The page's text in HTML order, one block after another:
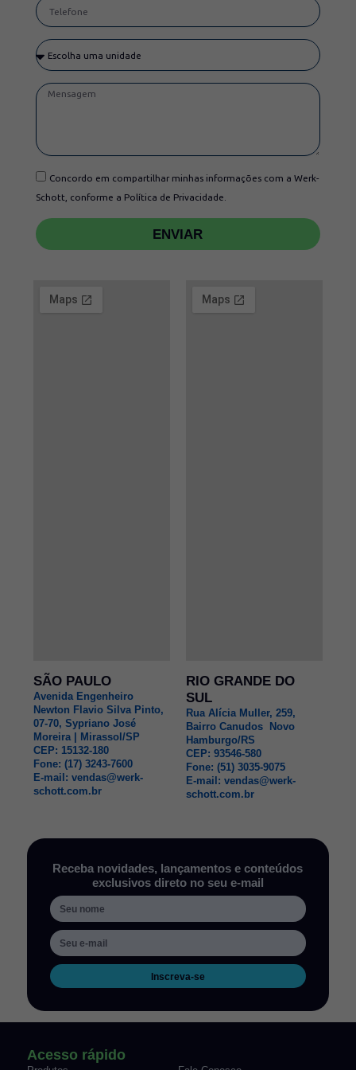
Concordo em compartilhar minhas informações com a Werk-
Schott, conforme a Política de Privacidade.
ENVIAR
SÃO PAULO
Avenida Engenheiro
Newton Flavio Silva Pinto,
07-70, Sypriano José
Moreira | Mirassol/SP
CEP: 15132-180
Fone: (17) 3243-7600
E-mail: vendas@werk-
schott.com.br
RIO GRANDE DO
SUL
Rua Alícia Muller, 259,
Bairro Canudos Novo
Hamburgo/RS
CEP: 93546-580
Fone: (51) 3035-9075
E-mail: vendas@werk-
schott.com.br
Receba novidades, lançamentos e conteúdos
exclusivos direto no seu e-mail
Inscreva-se
Acesso rápido